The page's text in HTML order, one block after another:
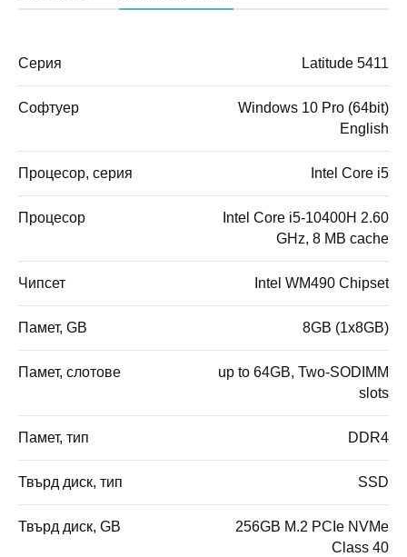
Серия Latitude 5411
Софтуер
Windows 10 Pro (64bit)
English
Процесор, серия Intel Core i5
Процесор
Intel Core i5-10400H 2.60
GHz, 8 MB cache
Чипсет Intel WM490 Chipset
Памет, GB 8GB (1x8GB)
Памет, слотове
up to 64GB, Two-SODIMM
slots
Памет, тип DDR4
Твърд диск, тип SSD
Твърд диск, GB
256GB M.2 PCIe NVMe
Class 40